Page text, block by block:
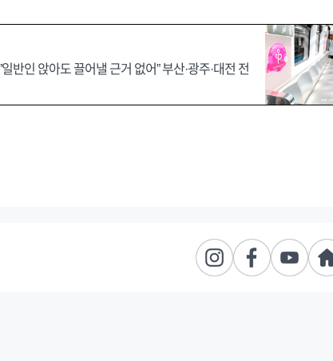
반인 앉아도 끌어낼 근거 없어” 부산·광주·대전 전